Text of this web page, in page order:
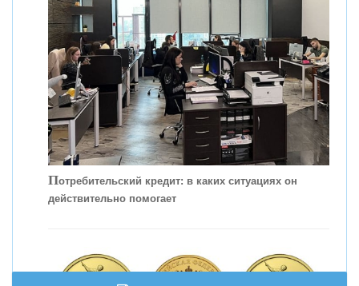
КОНТАКТЫ
Потребительский кредит: в каких ситуациях он
действительно помогает